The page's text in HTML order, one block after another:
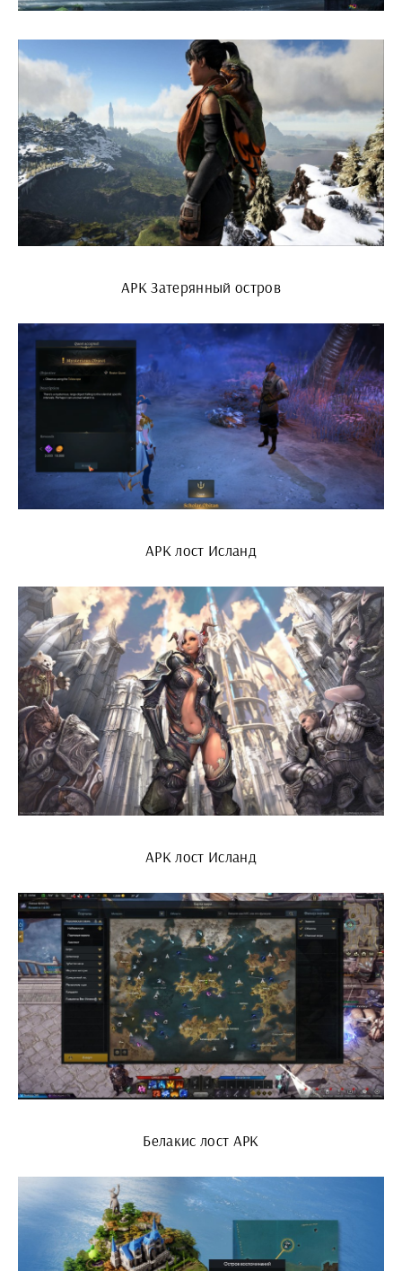
АРК Затерянный остров
АРК лост Исланд
АРК лост Исланд
Белакис лост АРК